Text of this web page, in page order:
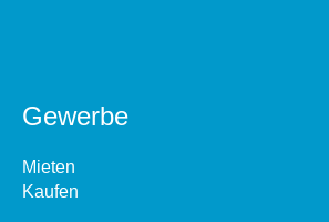
Gewerbe
Mieten
Kaufen